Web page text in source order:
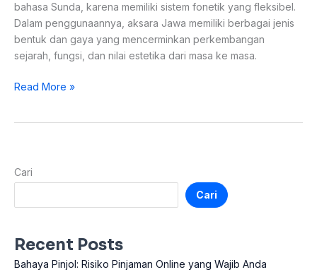
bahasa Sunda, karena memiliki sistem fonetik yang fleksibel.
Dalam penggunaannya, aksara Jawa memiliki berbagai jenis
bentuk dan gaya yang mencerminkan perkembangan
sejarah, fungsi, dan nilai estetika dari masa ke masa.
Read More »
Cari
Cari
Recent Posts
Bahaya Pinjol: Risiko Pinjaman Online yang Wajib Anda